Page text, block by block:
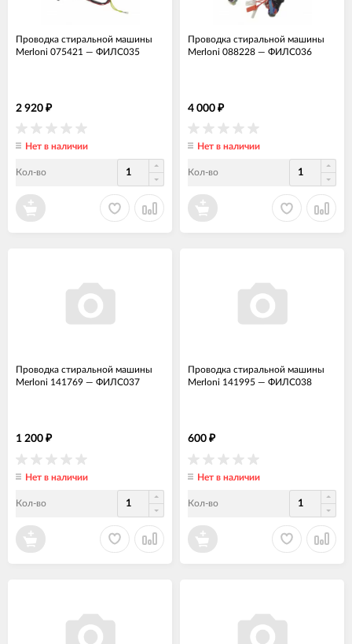
Проводка стиральной машины
Merloni 075421 — ФИЛС035
2 920 ₽
Нет в наличии
Кол-во
Проводка стиральной машины
Merloni 088228 — ФИЛС036
4 000 ₽
Нет в наличии
Кол-во
Проводка стиральной машины
Merloni 141769 — ФИЛС037
1 200 ₽
Нет в наличии
Кол-во
Проводка стиральной машины
Merloni 141995 — ФИЛС038
600 ₽
Нет в наличии
Кол-во